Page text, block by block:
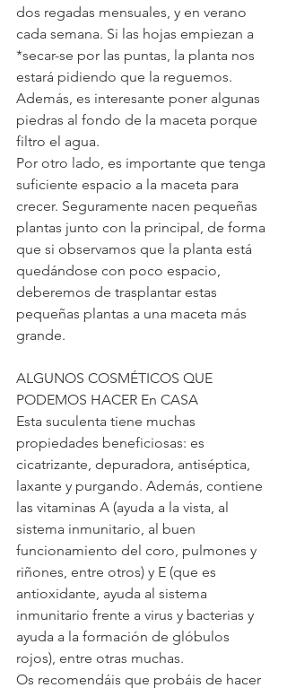
dos regadas mensuales, y en verano
cada semana. Si las hojas empiezan a
*secar-se por las puntas, la planta nos
estará pidiendo que la reguemos.
Además, es interesante poner algunas
piedras al fondo de la maceta porque
filtro el agua.
Por otro lado, es importante que tenga
suficiente espacio a la maceta para
crecer. Seguramente nacen pequeñas
plantas junto con la principal, de forma
que si observamos que la planta está
quedándose con poco espacio,
deberemos de trasplantar estas
pequeñas plantas a una maceta más
grande.
ALGUNOS COSMÉTICOS QUE
PODEMOS HACER En CASA
Esta suculenta tiene muchas
propiedades beneficiosas: es
cicatrizante, depuradora, antiséptica,
laxante y purgando. Además, contiene
las vitaminas A (ayuda a la vista, al
sistema inmunitario, al buen
funcionamiento del coro, pulmones y
riñones, entre otros) y E (que es
antioxidante, ayuda al sistema
inmunitario frente a virus y bacterias y
ayuda a la formación de glóbulos
rojos), entre otras muchas.
Os recomendáis que probáis de hacer